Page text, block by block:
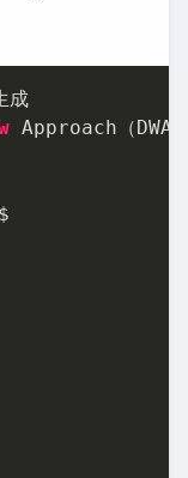
成
Approach（DWA